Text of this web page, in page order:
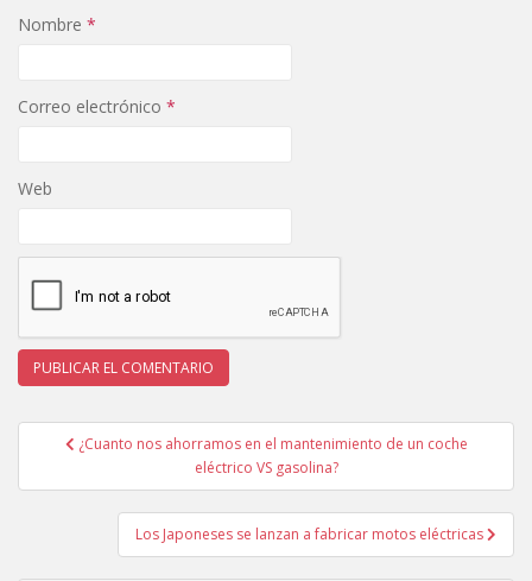
Nombre *
Correo electrónico *
Web
Navegación
entradas
¿Cuanto nos ahorramos en el mantenimiento de un coche
eléctrico VS gasolina?
Los Japoneses se lanzan a fabricar motos eléctricas